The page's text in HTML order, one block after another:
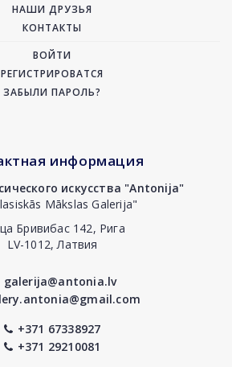
НАШИ ДРУЗЬЯ
КОНТАКТЫ
ВОЙТИ
РЕГИСТРИРОВАТСЯ
ЗАБЫЛИ ПАРОЛЬ?
информация
искусства "Antonija"
Mākslas Galerija"
Бривибас 142, Рига
LV-1012, Латвия
galerija@antonia.lv
+371 67338927
+371 29210081